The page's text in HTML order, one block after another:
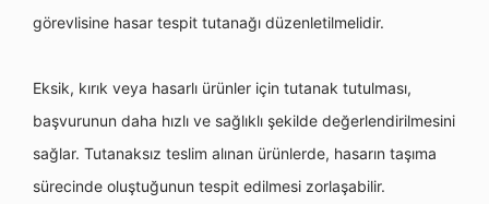
görevlisine hasar tespit tutanağı düzenletilmelidir.
Eksik, kırık veya hasarlı ürünler için tutanak tutulması,
başvurunun daha hızlı ve sağlıklı şekilde değerlendirilmesini
sağlar. Tutanaksız teslim alınan ürünlerde, hasarın taşıma
sürecinde oluştuğunun tespit edilmesi zorlaşabilir.